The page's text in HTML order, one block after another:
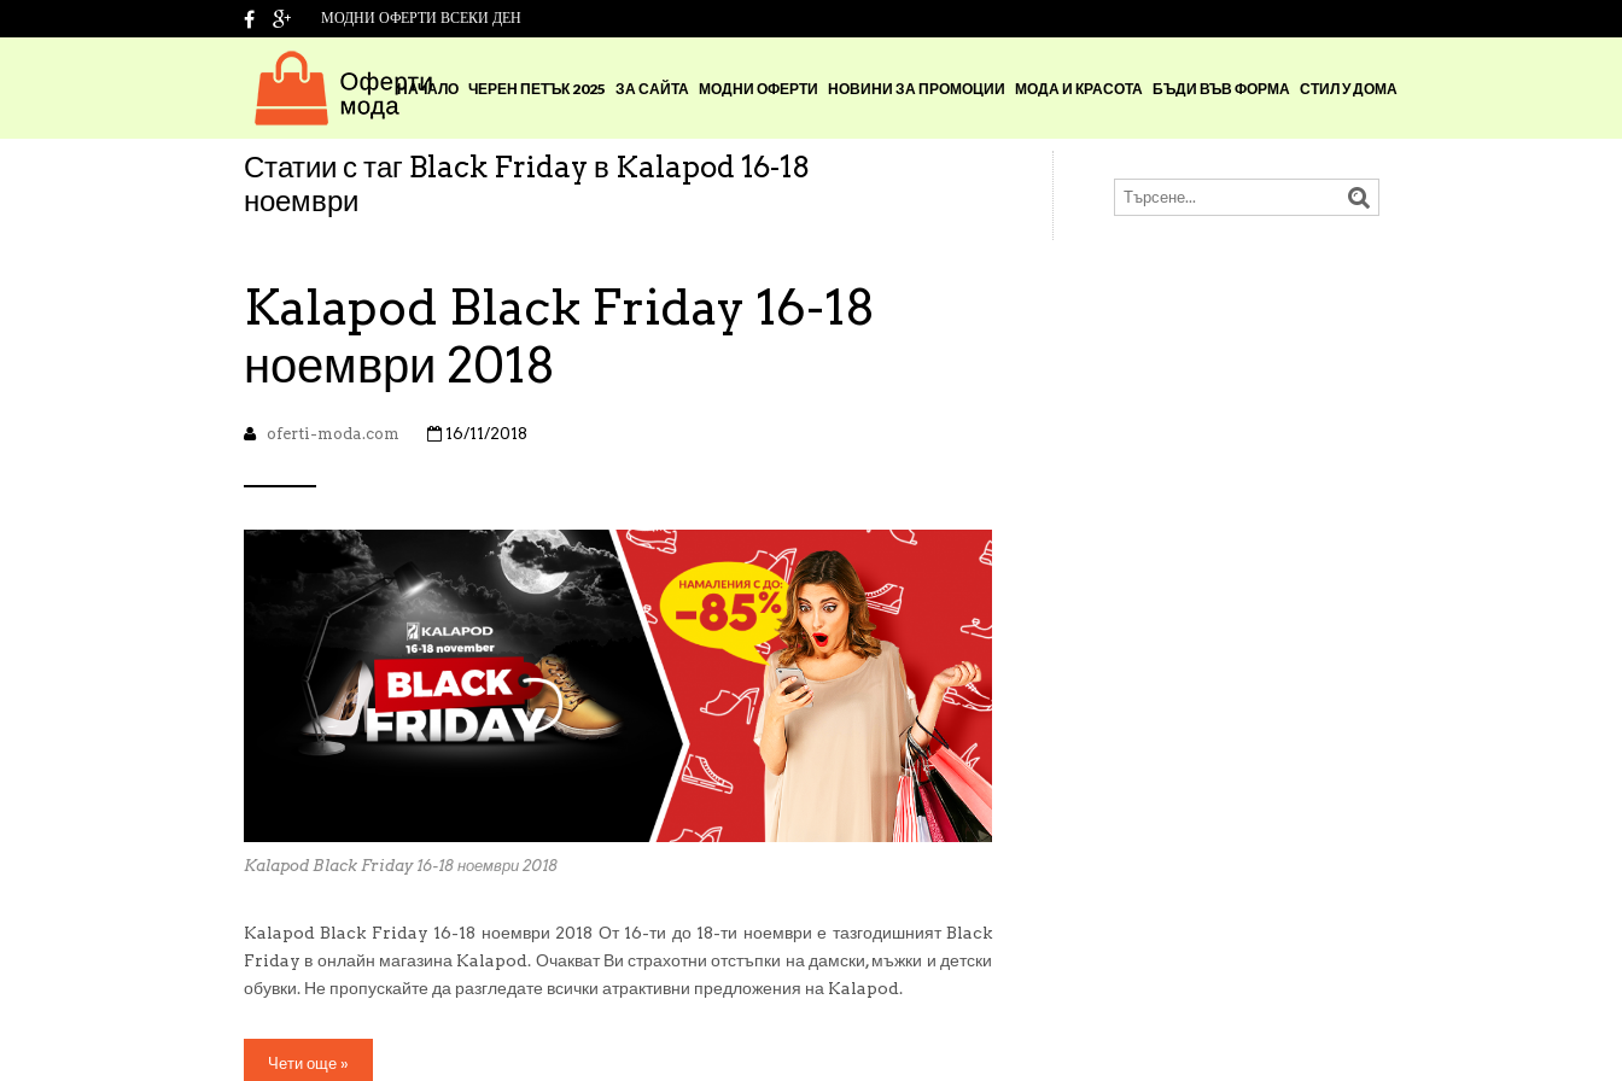
МОДНИ ОФЕРТИ ВСЕКИ ДЕН
НАЧАЛО ЧЕРЕН ПЕТЪК 2025 ЗА САЙТА МОДНИ ОФЕРТИ НОВИНИ ЗА ПРОМОЦИИ МОДА И КРАСОТА БЪДИ ВЪВ ФОРМА СТИЛ У ДОМА
Статии с таг Black Friday в Kalapod 16-18
ноември
Kalapod Black Friday 16-18
ноември 2018
oferti-moda.com 16/11/2018
Kalapod Black Friday 16-18 ноември 2018
Kalapod Black Friday 16-18 ноември 2018 От 16-ти до 18-ти ноември е тазгодишният Black
Friday в онлайн магазина Kalapod. Очакват Ви страхотни отстъпки на дамски, мъжки и детски
обувки. Не пропускайте да разгледате всички атрактивни предложения на Kalapod.
Чети още »